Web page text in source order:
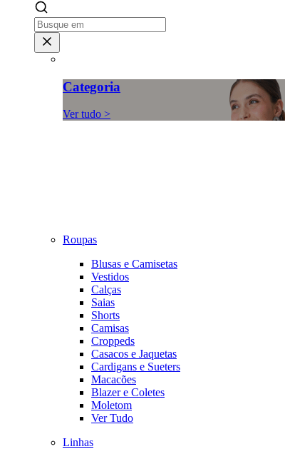
Categoria
Ver tudo >
Roupas
Blusas e Camisetas
Vestidos
Calças
Saias
Shorts
Camisas
Croppeds
Casacos e Jaquetas
Cardigans e Sueters
Macacões
Blazer e Coletes
Moletom
Ver Tudo
Linhas